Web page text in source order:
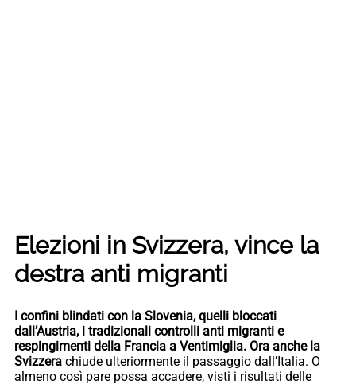
Elezioni in Svizzera, vince la
destra anti migranti
I confini blindati con la Slovenia, quelli bloccati
dall’Austria, i tradizionali controlli anti migranti e
respingimenti della Francia a Ventimiglia. Ora anche la
Svizzera chiude ulteriormente il passaggio dall’Italia. O
almeno così pare possa accadere, visti i risultati delle